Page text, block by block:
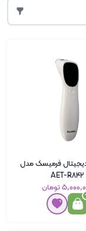
فرمیسک مدل
AET-R842
تومان